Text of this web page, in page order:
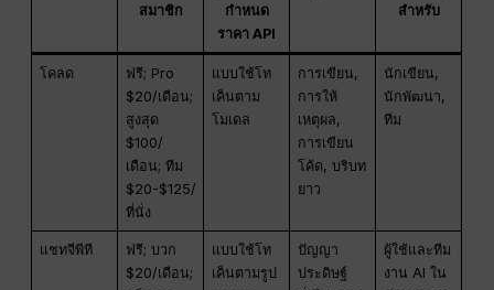
สมาชิก
กำหนด
ราคา API
สำหรับ
โคลด
ฟรี; Pro
$20/เดือน;
สูงสุด
$100/
เดือน; ทีม
$20-$125/
ที่นั่ง
แบบใช้โท
เค็นตาม
โมเดล
การเขียน,
การให้
เหตุผล,
การเขียน
โค้ด, บริบท
ยาว
นักเขียน,
นักพัฒนา,
ทีม
แชทจีพีที
ฟรี; บวก
$20/เดือน;
แบบใช้โท
เค็นตามรูป
ปัญญา
ประดิษฐ์
ผู้ใช้และทีม
งาน AI ใน